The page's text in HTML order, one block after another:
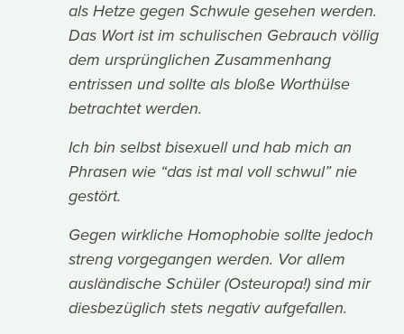
als Hetze gegen Schwule gesehen werden.
Das Wort ist im schulischen Gebrauch völlig
dem ursprünglichen Zusammenhang
entrissen und sollte als bloße Worthülse
betrachtet werden.
Ich bin selbst bisexuell und hab mich an
Phrasen wie “das ist mal voll schwul” nie
gestört.
Gegen wirkliche Homophobie sollte jedoch
streng vorgegangen werden. Vor allem
ausländische Schüler (Osteuropa!) sind mir
diesbezüglich stets negativ aufgefallen.